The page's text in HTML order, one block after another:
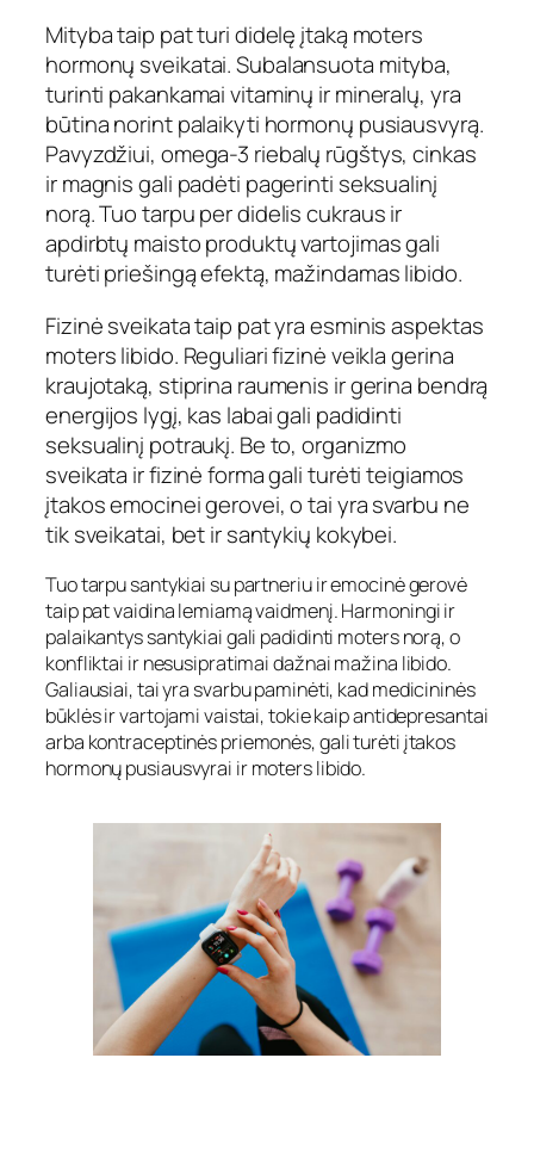
Mityba taip pat turi didelę įtaką moters
hormonų sveikatai. Subalansuota mityba,
turinti pakankamai vitaminų ir mineralų, yra
būtina norint palaikyti hormonų pusiausvyrą.
Pavyzdžiui, omega-3 riebalų rūgštys, cinkas
ir magnis gali padėti pagerinti seksualinį
norą. Tuo tarpu per didelis cukraus ir
apdirbtų maisto produktų vartojimas gali
turėti priešingą efektą, mažindamas libido.
Fizinė sveikata taip pat yra esminis aspektas
moters libido. Reguliari fizinė veikla gerina
kraujotaką, stiprina raumenis ir gerina bendrą
energijos lygį, kas labai gali padidinti
seksualinį potraukį. Be to, organizmo
sveikata ir fizinė forma gali turėti teigiamos
įtakos emocinei gerovei, o tai yra svarbu ne
tik sveikatai, bet ir santykių kokybei.
Tuo tarpu santykiai su partneriu ir emocinė gerovė
taip pat vaidina lemiamą vaidmenį. Harmoningi ir
palaikantys santykiai gali padidinti moters norą, o
konfliktai ir nesusipratimai dažnai mažina libido.
Galiausiai, tai yra svarbu paminėti, kad medicininės
būklės ir vartojami vaistai, tokie kaip antidepresantai
arba kontraceptinės priemonės, gali turėti įtakos
hormonų pusiausvyrai ir moters libido.